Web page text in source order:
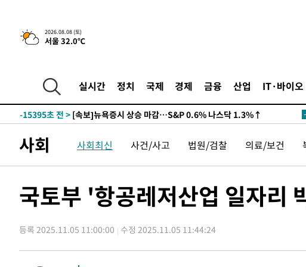
2026.08.08 (토)
서울 32.0℃
실시간 정치 국제 경제 금융 산업 IT·바이오
-22269초 전 >
'최고 37도' 폭염 지속…강원동해안 최대 150㎜ 비
-15395초 전 >[속보]뉴욕증시 상승 마감…S&P 0.6% 나스닥 1.3%↑
-22269초 전 > '최고 37도' 폭염 지속…강원동해안 최대 150㎜ 비
-15395초 전 >
사회 사회최신 사건/사고 법원/검찰 의료/보건
국토부 '항공레저산업 일자
등록 2025.11.05 11:00:00 수정 2025.11.05 11:44:24